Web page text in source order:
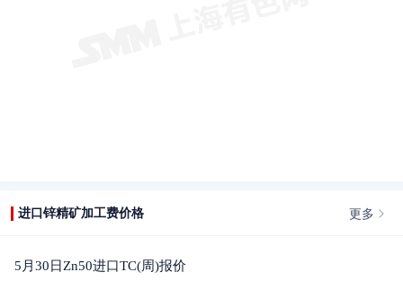
进口锌精矿加工费价格 更多
5月30日Zn50进口TC(周)报价